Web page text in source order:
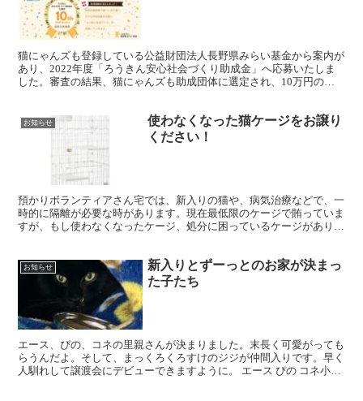
猫にゃんズも登録している公益財団法人長野県みらい基金から案内が
あり、2022年度「ろうきん安心社会づくり助成金」へ応募いたしま
した。審査の結果、猫にゃんズも助成団体に選定され、10万円の助
お知らせ
使わなくなった猫ケージをお譲り
ください！
預かりボランティアさん宅では、新入りの猫や、病気治療などで、一
時的に隔離が必要な時があります。現在最低限のケージで賄っていま
すが、もし使わなくなったケージ、処分に困っているケージがありま
お知らせ
新入りとずーっとのお家が決まっ
た子たち
エース、ぴの、コネの里親さんが決まりました。末長く可愛がっても
らうんだよ。そして、まっくろくろすけのジジが仲間入りです。早く
人馴れして譲渡会にデビューできますように。 エース ぴの コネ小学